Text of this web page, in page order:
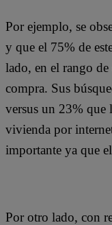
Por ejemplo, se
y que el 75% de
lado, en el rango
compra. Sus
versus un 23% que
vivienda por
importante ya que
Por otro lado, con